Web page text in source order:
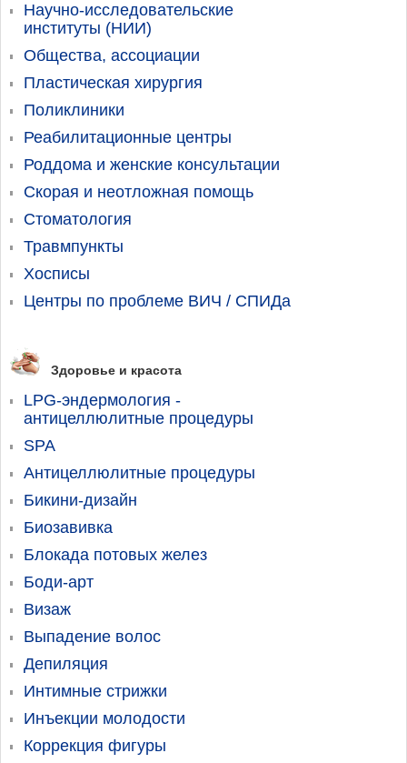
Научно-исследовательские
институты (НИИ)
Общества, ассоциации
Пластическая хирургия
Поликлиники
Реабилитационные центры
Роддома и женские консультации
Скорая и неотложная помощь
Стоматология
Травмпункты
Хосписы
Центры по проблеме ВИЧ / СПИДа
Здоровье и красота
LPG-эндермология -
антицеллюлитные процедуры
SPA
Антицеллюлитные процедуры
Бикини-дизайн
Биозавивка
Блокада потовых желез
Боди-арт
Визаж
Выпадение волос
Депиляция
Интимные стрижки
Инъекции молодости
Коррекция фигуры